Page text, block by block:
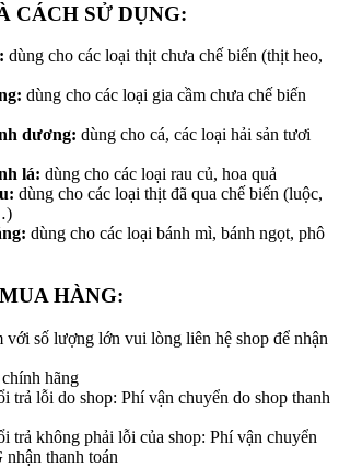
CÁCH SỬ DỤNG:
dùng cho các loại thịt chưa chế biến (thịt heo,
dùng cho các loại gia cầm chưa chế biến
dương: dùng cho cá, các loại hải sản tươi
lá: dùng cho các loại rau củ, hoa quả
dùng cho các loại thịt đã qua chế biến (luộc,
dùng cho các loại bánh mì, bánh ngọt, phô
HÀNG:
với số lượng lớn vui lòng liên hệ shop để nhận
hãng
trả lỗi do shop: Phí vận chuyển do shop thanh
trả không phải lỗi của shop: Phí vận chuyển
nhận thanh toán